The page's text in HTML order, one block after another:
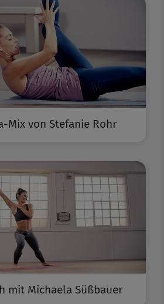
Mix von Stefanie Rohr
mit Michaela Süßbauer